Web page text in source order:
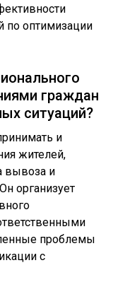
по оптимизации
граждан
ситуаций?
и
жителей,
вывоза и
организует
проблемы
с